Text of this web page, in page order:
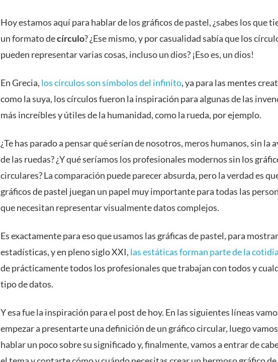
Hoy estamos aquí para hablar de los gráficos de pastel, ¿sabes los que
un formato decírculo? ¿Ese mismo, y por casualidad sabía que los
pueden representar varias cosas, incluso un dios? ¡Eso es, un dios!
En Grecia, los círculos son símbolos del infinito, ya para las mentes
como la suya, los círculos fueron la inspiración para algunas de las
más increíbles y útiles de la humanidad, como la rueda, por ejemplo.
¿Te has parado a pensar qué serían de nosotros, meros humanos, sin la
de las ruedas? ¿Y qué seríamos los profesionales modernos sin los
circulares? La comparación puede parecer absurda, pero la verdad es
gráficos de pastel juegan un papel muy importante para todas las
que necesitan representar visualmente datos complejos.
Es exactamente para eso que usamos las gráficas de pastel, para mostrar
estadísticas, y en pleno siglo XXI, las estáticas forman parte de la
de prácticamente todos los profesionales que trabajan con todos y
tipo de datos.
Y esa fue la inspiración para el post de hoy. En las siguientes líneas
empezar a presentarte una definición de un gráfico circular, luego
hablar un poco sobre su significado y, finalmente, vamos a entrar de